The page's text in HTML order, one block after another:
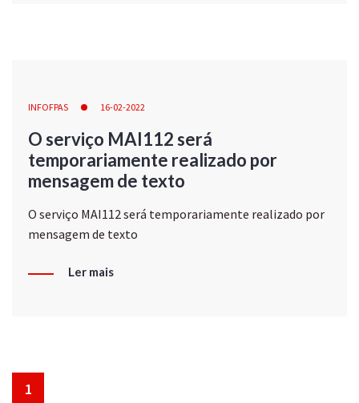
INFOFPAS 16-02-2022
O serviço MAI112 será
temporariamente realizado por
mensagem de texto
O serviço MAI112 será temporariamente realizado por
mensagem de texto
Ler mais
1